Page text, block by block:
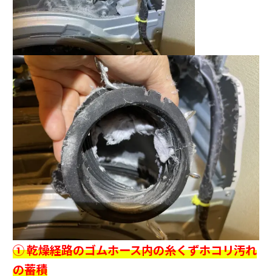
① 乾燥経路のゴムホース内の糸くずホコリ汚れ
の蓄積